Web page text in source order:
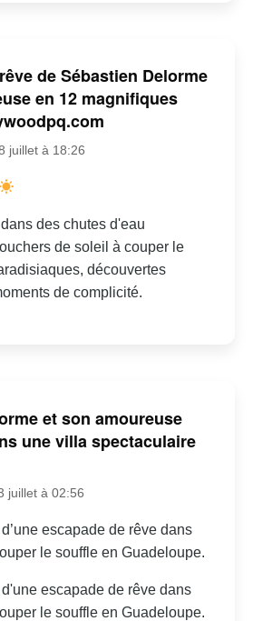
de Sébastien Delorme
en 12 magnifiques
juillet à 18:26
des chutes d'eau
de soleil à couper le
découvertes
de complicité.
et son amoureuse
une villa spectaculaire
juillet à 02:56
escapade de rêve dans
le souffle en Guadeloupe.
escapade de rêve dans
le souffle en Guadeloupe.